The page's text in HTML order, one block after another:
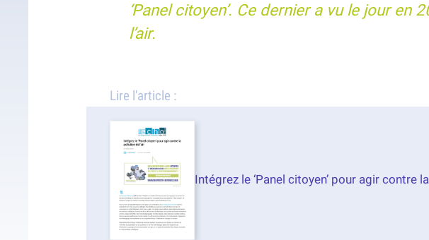
‘Panel citoyen’. Ce dernier a vu le jour
l’air.
Lire l'article :
Intégrez le ‘Panel citoyen’ pour agir contre